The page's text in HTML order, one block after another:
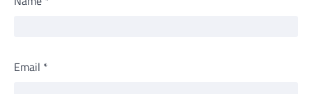
Email *